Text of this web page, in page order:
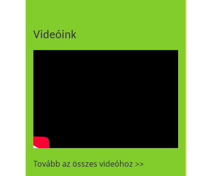
Videóink
Tovább az összes videóhoz >>